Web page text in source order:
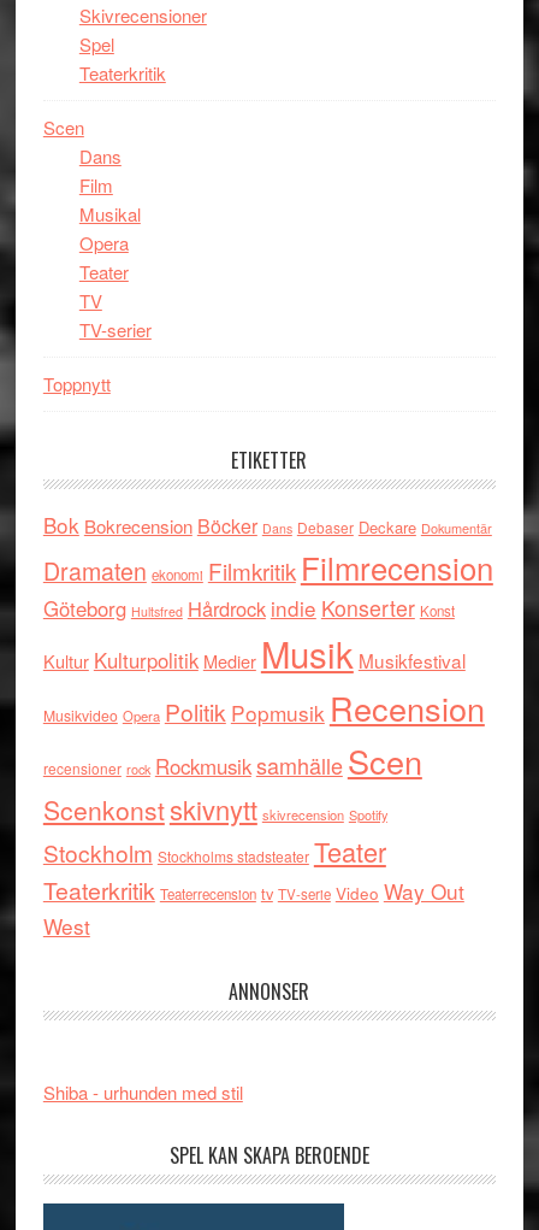
Skivrecensioner
Spel
Teaterkritik
Scen
Dans
Film
Musikal
Opera
Teater
TV
TV-serier
Toppnytt
ETIKETTER
Bok Bokrecension Böcker Dans Debaser Deckare Dokumentär
Dramaten ekonomi Filmkritik Filmrecension
Göteborg Hultsfred Hårdrock indie Konserter Konst
Kultur Kulturpolitik Medier Musik Musikfestival
Musikvideo Opera Politik Popmusik Recension
recensioner rock RockmusiksamhälleScen
Scenkonstskivnytt skivrecension Spotify
Stockholm Stockholms stadsteater Teater
Teaterkritik Teaterrecension tv TV-serie Video Way Out
West
ANNONSER
Shiba - urhunden med stil
SPEL KAN SKAPA BEROENDE